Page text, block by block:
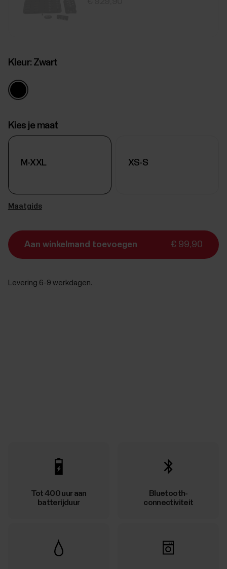
Kleur: Zwart
Kies je maat
M-XXL XS-S
Maatgids
Aan winkelmand toevoegen € 99,90
Levering 6-9 werkdagen.
Tot 400 uur aan
batterijduur
Bluetooth-
connectiviteit